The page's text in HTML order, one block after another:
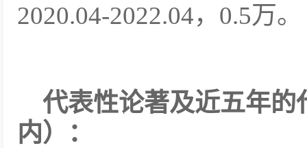
2020.04-2022.04，0.5万。
代表性论著及近五年的
内）：